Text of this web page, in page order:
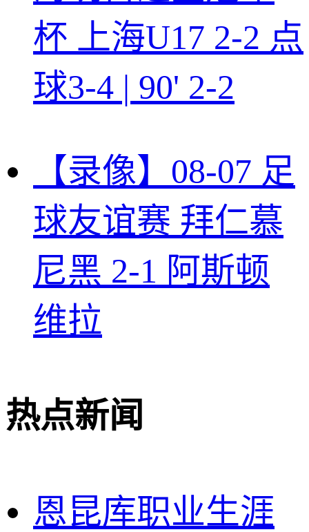
杯 上海U17 2-2 点
球3-4 | 90' 2-2
【录像】08-07 足
球友谊赛 拜仁慕
尼黑 2-1 阿斯顿
维拉
热点新闻
恩昆库职业生涯